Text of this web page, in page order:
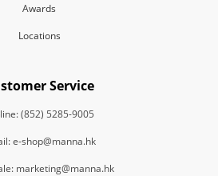
Awards
Locations
Service
(852) 5285-9005
e-shop@manna.hk
marketing@manna.hk